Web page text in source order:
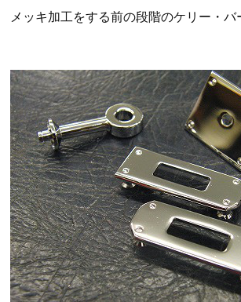
メッキ加工をする前の段階のケリー・バ